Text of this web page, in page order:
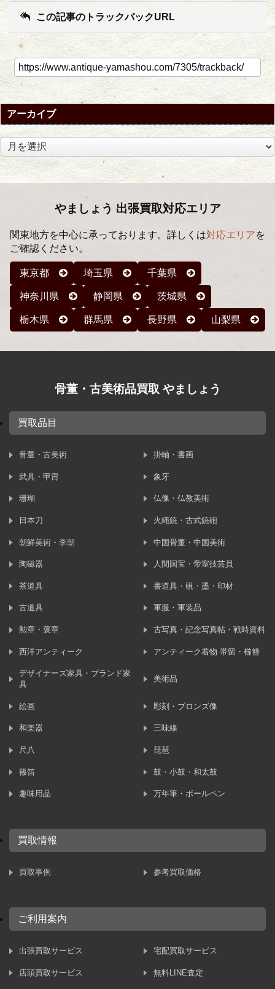
この記事のトラックバックURL
アーカイブ
ア
ー
カ
イ
やましょう 出張買取対応エリア
関東地方を中心に承っております。詳しくは対応エリアを
ご確認ください。
東京都 埼玉県 千葉県
神奈川県 静岡県 茨城県
栃木県 群馬県 長野県 山梨県
骨董・古美術品買取 やましょう
買取品目
骨董・古美術 掛軸・書画
武具・甲冑 象牙
珊瑚 仏像・仏教美術
日本刀 火縄銃・古式銃砲
朝鮮美術・李朝 中国骨董・中国美術
陶磁器 人間国宝・帝室技芸員
茶道具 書道具・硯・墨・印材
古道具 軍服・軍装品
勲章・褒章 古写真・記念写真帖・戦時資料
西洋アンティーク アンティーク着物 帯留・櫛簪
デザイナーズ家具・ブランド家
具
美術品
絵画 彫刻・ブロンズ像
和楽器 三味線
尺八 琵琶
篠笛 鼓・小鼓・和太鼓
趣味用品 万年筆・ボールペン
買取情報
買取事例 参考買取価格
ご利用案内
出張買取サービス 宅配買取サービス
店頭買取サービス 無料LINE査定